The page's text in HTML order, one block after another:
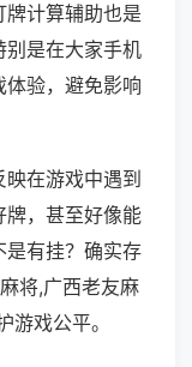
牌计算辅助也是
别是在大家手机
验，避免影响
在游戏中遇到
牌，甚至好像能
是有挂？确实存
将,广西老友麻
戏公平。